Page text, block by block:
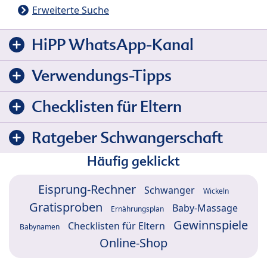
Erweiterte Suche
HiPP WhatsApp-Kanal
Verwendungs-Tipps
Checklisten für Eltern
Ratgeber Schwangerschaft
Häufig geklickt
Eisprung-Rechner Schwanger Wickeln
Gratisproben Ernährungsplan Baby-Massage
Babynamen Checklisten für Eltern
Gewinnspiele
Online-Shop